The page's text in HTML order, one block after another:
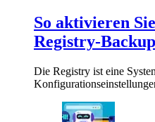
So aktivieren
Registry-
Die Registry ist eine